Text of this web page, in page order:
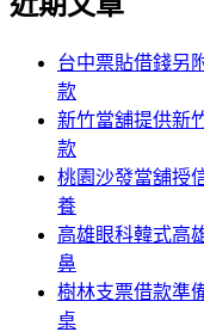
台中票貼借錢另
款
新竹當舖提供新
款
桃園沙發當舖授
養
高雄眼科韓式高
鼻
樹林支票借款準
桌